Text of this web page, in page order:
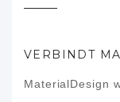
VERBINDT
MaterialDesign